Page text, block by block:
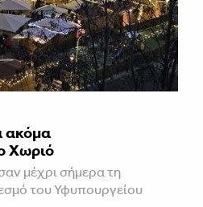
ακόμα
Χωριό
μέχρι σήμερα τη
του Υφυπουργείου